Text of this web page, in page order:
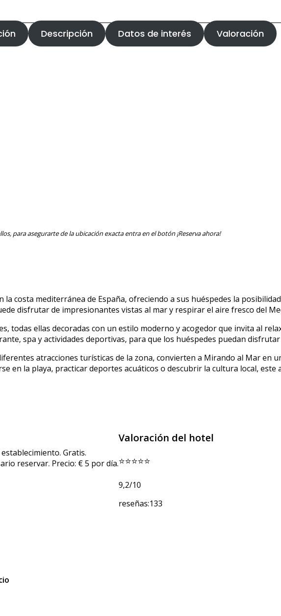
Descripción Datos de interés Valoración
para asegurarte de la ubicación exacta entra en el botón ¡Reserva ahora!
costa mediterránea de España, ofreciendo a sus huéspedes la
disfrutar de impresionantes vistas al mar y respirar el aire fresco del
todas ellas decoradas con un estilo moderno y acogedor que invita al
spa y actividades deportivas, para que los huéspedes puedan
atracciones turísticas de la zona, convierten a Mirando al Mar en
en la playa, practicar deportes acuáticos o descubrir la cultura local,
Gratis.
reservar. Precio: € 5 por día.
Valoración del hotel
⭐⭐⭐⭐⭐
9,2/10
reseñas:133